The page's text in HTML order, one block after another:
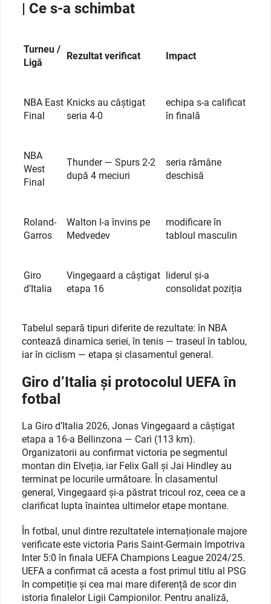
| Ce s-a schimbat
Turneu /
Ligă
Rezultat verificat Impact
NBA East
Final
Knicks au câștigat
seria 4-0
echipa s-a calificat
în finală
NBA
West
Final
Thunder — Spurs 2-2
după 4 meciuri
seria rămâne
deschisă
Roland-
Garros
Walton l-a învins pe
Medvedev
modificare în
tabloul masculin
Giro
d’Italia
Vingegaard a câștigat
etapa 16
liderul și-a
consolidat poziția
Tabelul separă tipuri diferite de rezultate: în NBA
contează dinamica seriei, în tenis — traseul în tablou,
iar în ciclism — etapa și clasamentul general.
Giro d’Italia și protocolul UEFA în
fotbal
La Giro d’Italia 2026, Jonas Vingegaard a câștigat
etapa a 16-a Bellinzona — Carì (113 km).
Organizatorii au confirmat victoria pe segmentul
montan din Elveția, iar Felix Gall și Jai Hindley au
terminat pe locurile următoare. În clasamentul
general, Vingegaard și-a păstrat tricoul roz, ceea ce a
clarificat lupta înaintea ultimelor etape montane.
În fotbal, unul dintre rezultatele internaționale majore
verificate este victoria Paris Saint-Germain împotriva
Inter 5:0 în finala UEFA Champions League 2024/25.
UEFA a confirmat că acesta a fost primul titlu al PSG
în competiție și cea mai mare diferență de scor din
istoria finalelor Ligii Campionilor. Pentru analiză,